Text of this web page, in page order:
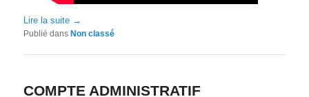
Lire la suite →
Publié dans Non classé
COMPTE ADMINISTRATIF